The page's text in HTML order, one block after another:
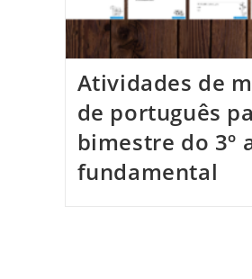
Atividades de
de português
bimestre do 3º
fundamental